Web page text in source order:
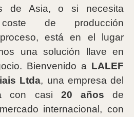
de Asia, o si necesita
de producción
está en el lugar
una solución llave en
Bienvenido a LALEF
Ltda, una empresa del
con casi 20 años de
internacional, con